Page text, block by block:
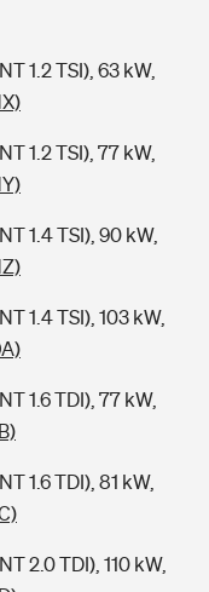
1.2 TSI), 63 kW,
1.2 TSI), 77 kW,
1.4 TSI), 90 kW,
1.4 TSI), 103 kW,
1.6 TDI), 77 kW,
1.6 TDI), 81 kW,
2.0 TDI), 110 kW,